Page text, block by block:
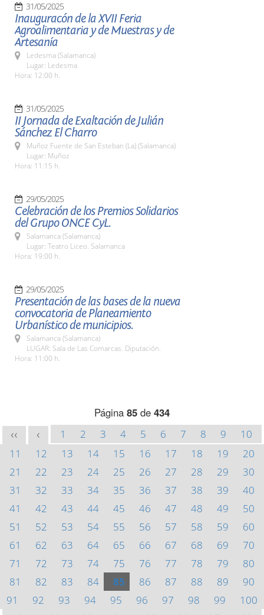
31/05/2025
Inauguracón de la XVII Feria
Agroalimentaria y de Muestras y de
Artesanía
Ledesma (Salamanca)
Lugar: Ledesma
Hora: 12:00 h.
31/05/2025
II Jornada de Exaltación de Julián
Sánchez El Charro
Muñoz Fuente de San Esteban (La) (Salamanca)
Lugar: Muñoz
Hora: 11:15 h.
29/05/2025
Celebración de los Premios Solidarios
del Grupo ONCE CyL.
Salamanca (Salamanca)
Lugar: Teatro Liceo. Salamanca
Hora: 19:00 h.
29/05/2025
Presentación de las bases de la nueva
convocatoria de Planeamiento
Urbanístico de municipios.
Salamanca (Salamanca)
LUGAR: Sala de Las Comarcas. Diputación.
Hora: 11:00 h.
Página 85 de 434
<< < 1 2 3 4 5 6 7 8 9
10
11
12 13 14 15 16 17 18 19
20
21
22 23 24 25 26 27 28 29
30
31
32 33 34 35 36 37 38 39
40
41
42 43 44 45 46 47 48 49
50
51
52 53 54 55 56 57 58 59
60
61
62 63 64 65 66 67 68 69
70
71
72 73 74 75 76 77 78 79
80
81
82 83 84 85 86 87 88 89
90
91
92 93 94 95 96 97 98 99
100